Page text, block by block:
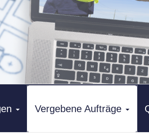
Vergebene Aufträge